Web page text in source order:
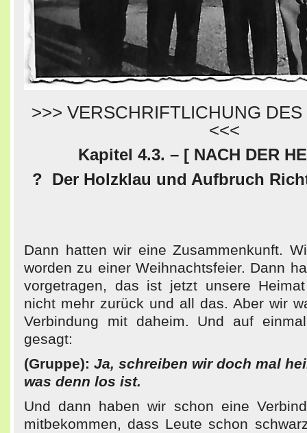
>>> VERSCHRIFTLICHUNG
<<<
Kapitel 4.3. – [ NACH DER
? Der Holzklau und Aufbruch
Dann hatten wir eine Zusammenkunft.
worden zu einer Weihnachtsfeier. Dann
vorgetragen, das ist jetzt unsere
nicht mehr zurück und all das. Aber wir
Verbindung mit daheim. Und auf
gesagt:
(Gruppe): Ja, schreiben wir doch mal
was denn los ist.
Und dann haben wir schon eine
mitbekommen, dass Leute schon